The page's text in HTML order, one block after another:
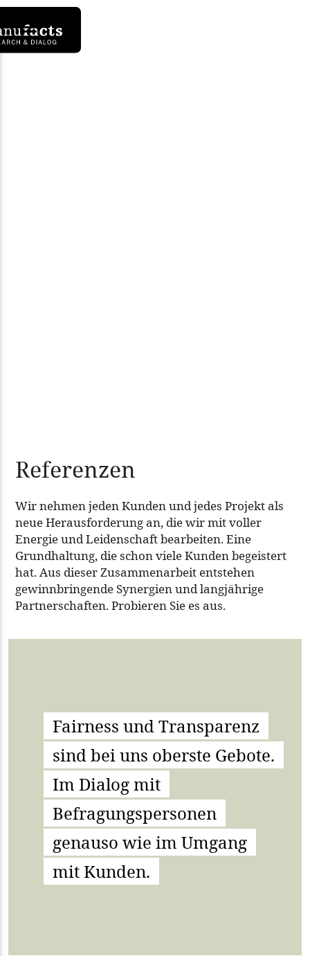
Referenzen
Wir nehmen jeden Kunden und jedes Projekt als
neue Herausforderung an, die wir mit voller
Energie und Leidenschaft bearbeiten. Eine
Grundhaltung, die schon viele Kunden begeistert
hat. Aus dieser Zusammenarbeit entstehen
gewinnbringende Synergien und langjährige
Partnerschaften. Probieren Sie es aus.
Fairness und Transparenz
sind bei uns oberste Gebote.
Im Dialog mit
Befragungspersonen
genauso wie im Umgang
mit Kunden.